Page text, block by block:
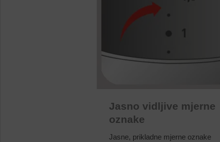
Jasno vidljive mjerne
oznake
Jasne, prikladne mjerne oznake